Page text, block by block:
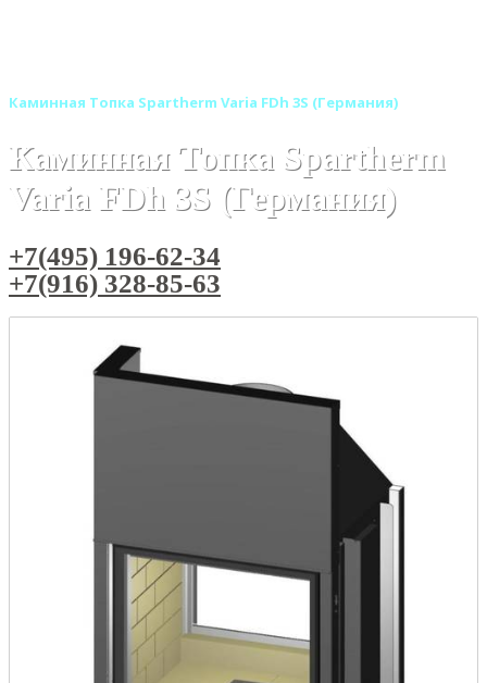
Каминная Топка Spartherm Varia FDh 3S (Германия)
Каминная Топка Spartherm
Varia FDh 3S (Германия)
+7(495) 196-62-34
+7(916) 328-85-63